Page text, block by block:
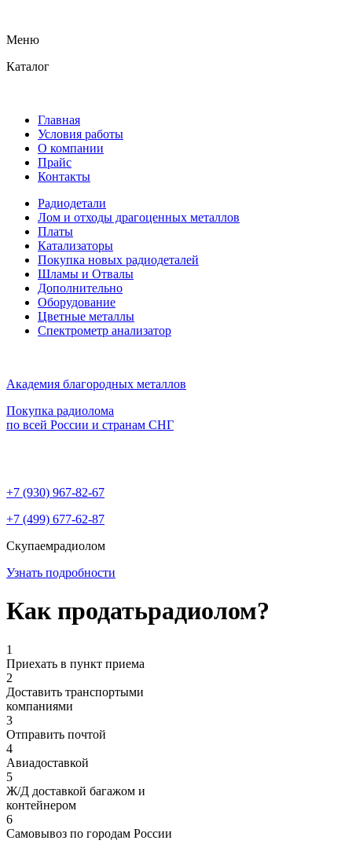
Меню
Каталог
Главная
Условия работы
О компании
Прайс
Контакты
Радиодетали
Лом и отходы драгоценных металлов
Платы
Катализаторы
Покупка новых радиодеталей
Шламы и Отвалы
Дополнительно
Оборудование
Цветные металлы
Спектрометр анализатор
Академия благородных металлов
Покупка радиолома
по всей России и странам СНГ
+7 (930) 967-82-67
+7 (499) 677-62-87
Скупаемрадиолом
Узнать подробности
Как продатьрадиолом?
1
Приехать в пункт приема
2
Доставить транспортыми
компаниями
3
Отправить почтой
4
Авиадоставкой
5
Ж/Д доставкой багажом и
контейнером
6
Самовывоз по городам России